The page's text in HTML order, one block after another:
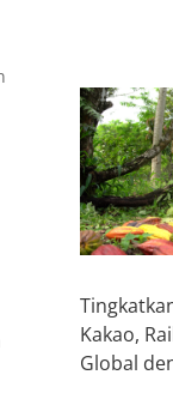
Kakao,
Global